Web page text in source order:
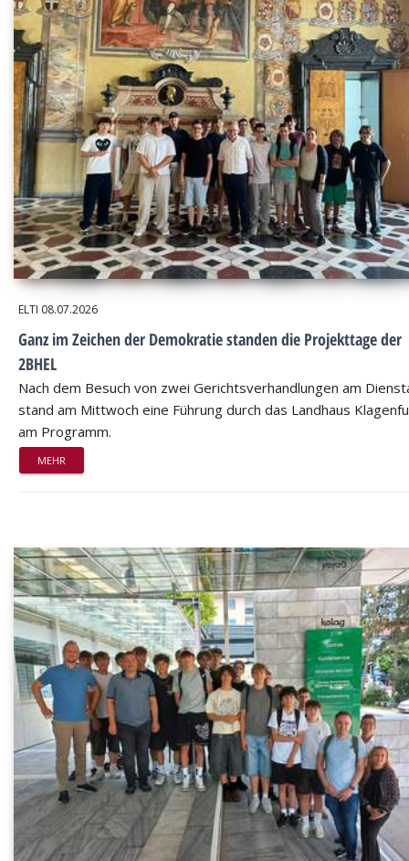
ELTI 08.07.2026
Ganz im Zeichen der Demokratie standen die Projekttage der
2BHEL
Nach dem Besuch von zwei Gerichtsverhandlungen am
stand am Mittwoch eine Führung durch das Landhaus
am Programm.
MEHR